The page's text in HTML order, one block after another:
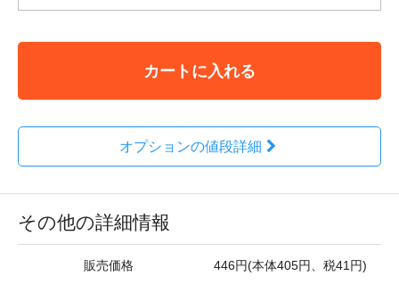
カートに入れる
オプションの値段詳細
その他の詳細情報
販売価格 446円(本体405円、税41円)